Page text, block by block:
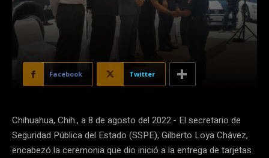
Facebook Twitter
Chihuahua, Chih., a 8 de agosto del 2022.- El secretario de
Seguridad Pública del Estado (SSPE), Gilberto Loya Chávez,
encabezó la ceremonia que dio inició a la entrega de tarjetas